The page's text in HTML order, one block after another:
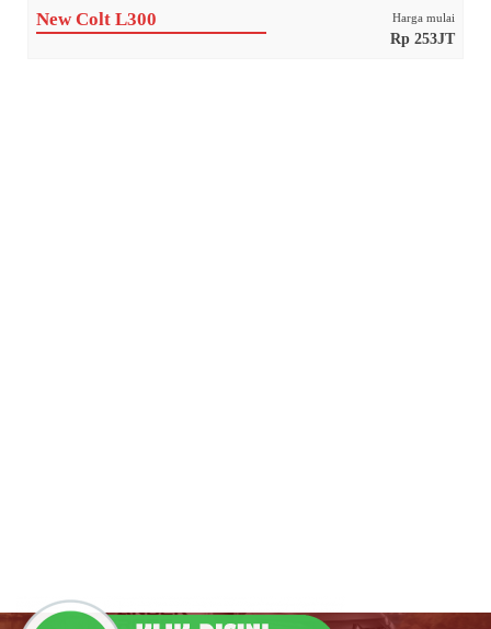
New Colt L300 Harga mulai
Rp 253JT